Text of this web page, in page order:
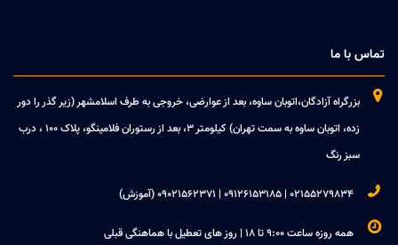
تماس با ما

بزرگراه آزادگان،اتوبان ساوه، بعد از عوارضی، خروجی به طرف اسلامشهر (زیر گذر را دور
زده، اتوبان ساوه به سمت تهران) کیلومتر 3، بعد از رستوران فلامینگو، پلاک 100 ، درب
سبز رنگ
 02155279834 | 09126153185 | 09021562371 (آموزش)
 همه روزه ساعت 9:00 تا 18 | روز های تعطیل با هماهنگی قبلی